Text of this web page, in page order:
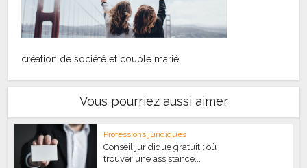
création de société et couple marié
Vous pourriez aussi aimer
Professions juridiques
Conseil juridique gratuit : où
trouver une assistance...